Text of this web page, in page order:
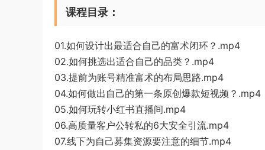
课程目录：
01.如何设计出最适合自己的富术闭环？.mp4
02.如何挑选出适合自己的品类？.mp4
03.提前为账号精准富术的布局思路.mp4
04.如何做出自己的第一条原创爆款短视频？.mp4
05.如何玩转小红书直播间.mp4
06.高质量客户公转私的6大安全引流.mp4
07.线下为自己募集资源要注意的细节.mp4